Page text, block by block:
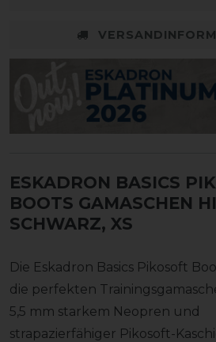
ESKADRON BASICS
BOOTS GAMASCHEN
SCHWARZ, XS
Die Eskadron Basics Pikosoft
die perfekten
5,5 mm starkem Neopren und
strapazierfähiger Pikosoft-